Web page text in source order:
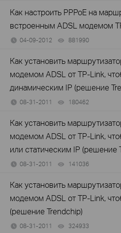
Как настроить PPPoE на
встроенным ADSL модемом
04-09-2012 881990
Как установить
модемом ADSL от TP-Link,
динамическим IP (решение
08-31-2011 180462
Как установить
модемом ADSL от TP-Link,
или статическим IP (решение
08-31-2011 141036
Как установить
модемом ADSL от TP-Link,
(решение Trendchip)
08-31-2011 324933